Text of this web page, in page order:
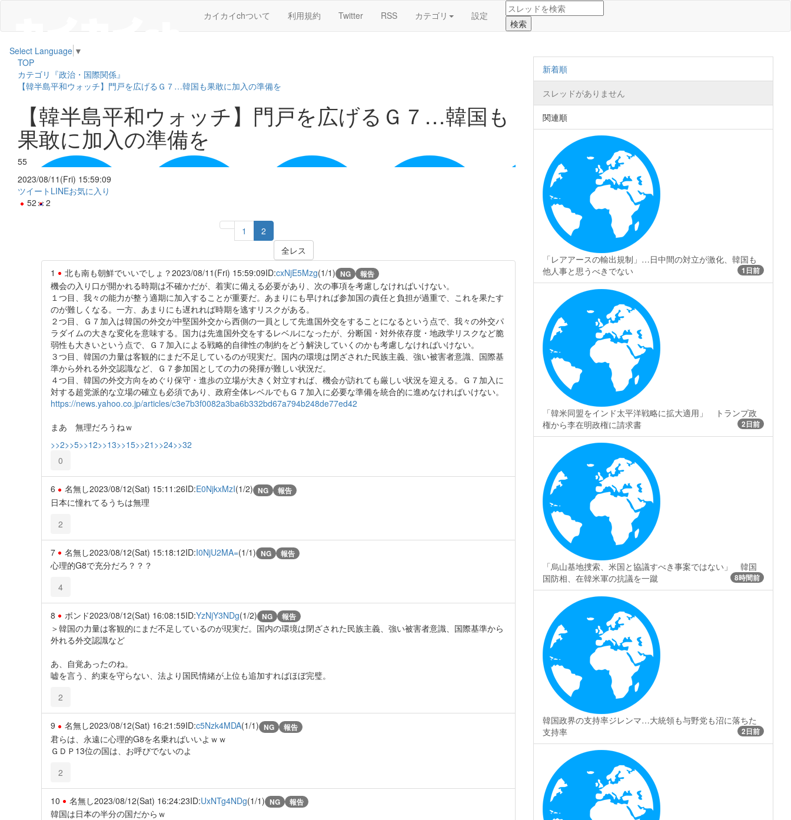
カイカイchついて 利用規約 Twitter RSS カテゴリ 設定
Select Language ▼
TOP
カテゴリ『政治・国際関係』
【韓半島平和ウォッチ】門戸を広げるＧ７…韓国も果敢に加入の準備を
【韓半島平和ウォッチ】門戸を広げるＧ７…韓国も
果敢に加入の準備を
55
2023/08/11(Fri) 15:59:09
ツイート LINEお気に入り
52
2
1
2
全レス
1
北も南も朝鮮でいいでしょ？2023/08/11(Fri) 15:59:09ID:cxNjE5Mzg(1/1) NG 報告
機会の入り口が開かれる時期は不確かだが、着実に備える必要があり、次の事項を考慮しなければいけない。
１つ目、我々の能力が整う適期に加入することが重要だ。あまりにも早ければ参加国の責任と負担が過重で、これを果たす
のが難しくなる。一方、あまりにも遅れれば時期を逃すリスクがある。
２つ目、Ｇ７加入は韓国の外交が中堅国外交から西側の一員として先進国外交をすることになるという点で、我々の外交パ
ラダイムの大きな変化を意味する。国力は先進国外交をするレベルになったが、分断国・対外依存度・地政学リスクなど脆
弱性も大きいという点で、Ｇ７加入による戦略的自律性の制約をどう解決していくのかも考慮しなければいけない。
３つ目、韓国の力量は客観的にまだ不足しているのが現実だ。国内の環境は閉ざされた民族主義、強い被害者意識、国際基
準から外れる外交認識など、Ｇ７参加国としての力の発揮が難しい状況だ。
４つ目、韓国の外交方向をめぐり保守・進歩の立場が大きく対立すれば、機会が訪れても厳しい状況を迎える。Ｇ７加入に
対する超党派的な立場の確立も必須であり、政府全体レベルでもＧ７加入に必要な準備を統合的に進めなければいけない。
https://news.yahoo.co.jp/articles/c3e7b3f0082a3ba6b332bd67a794b248de77ed42
まあ 無理だろうねｗ
>>2>>5>>12>>13>>15>>21 >>24>>32
0
6 名無し2023/08/12(Sat) 15:11:26ID:E0NjkxMzI(1/2) NG 報告
日本に憧れてるうちは無理
2
7 名無し2023/08/12(Sat) 15:18:12ID:I0NjU2MA=(1/1) NG 報告
心理的G8で充分だろ？？？
4
8 ボンド2023/08/12(Sat) 16:08:15ID:YzNjY3NDg(1/2) NG 報告
＞韓国の力量は客観的にまだ不足しているのが現実だ。国内の環境は閉ざされた民族主義、強い被害者意識、国際基準から
外れる外交認識など
あ、自覚あったのね。
嘘を言う、約束を守らない、法より国民情緒が上位も追加すればほぼ完璧。
2
9 名無し2023/08/12(Sat) 16:21:59ID:c5Nzk4MDA(1/1) NG 報告
君らは、永遠に心理的G8を名乗ればいいよｗｗ
ＧＤＰ13位の国は、お呼びでないのよ
2
10 名無し2023/08/12(Sat) 16:24:23ID:UxNTg4NDg(1/1) NG 報告
韓国は日本の半分の国だからｗ
新着順
スレッドがありません
関連順
「レアアースの輸出規制」…日中間の対立が激化、韓国も
他人事と思うべきでない
1日前
「韓米同盟をインド太平洋戦略に拡大適用」 トランプ政
権から李在明政権に請求書
2日前
「烏山基地捜索、米国と協議すべき事案ではない」 韓国
国防相、在韓米軍の抗議を一蹴
8時間前
韓国政界の支持率ジレンマ…大統領も与野党も沼に落ちた
支持率
2日前